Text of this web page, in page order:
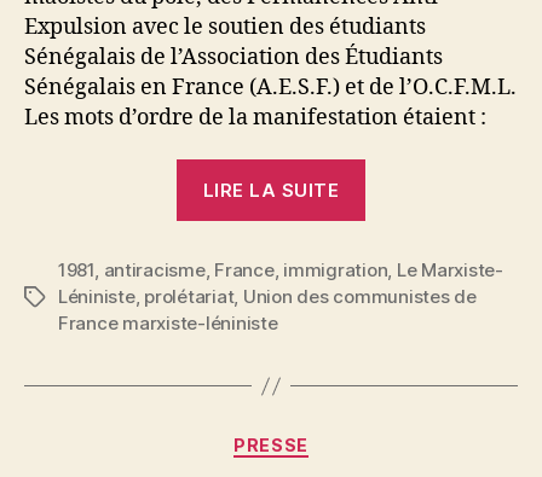
Expulsion avec le soutien des étudiants
Sénégalais de l’Association des Étudiants
Sénégalais en France (A.E.S.F.) et de l’O.C.F.M.L.
Les mots d’ordre de la manifestation étaient :
LIRE LA SUITE
pour
l’unité
Étiquettes
1981, antiracisme, France, immigration, Le Marxiste-
Léniniste, prolétariat, Union des communistes de
France marxiste-léniniste
Catégories
PRESSE